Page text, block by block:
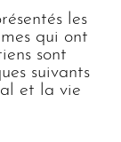
les
qui ont
sont
suivants
et la vie